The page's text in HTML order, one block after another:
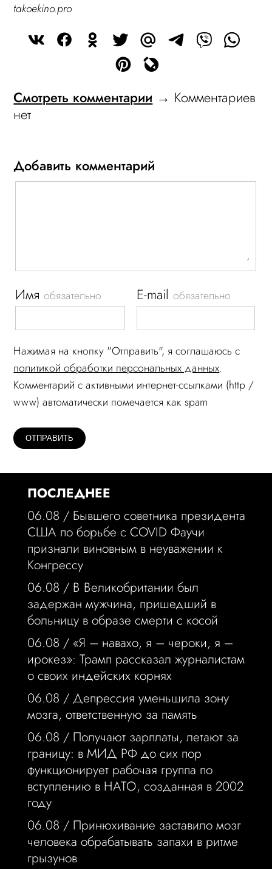
takoekino.pro
Смотреть комментарии → Комментариев
нет
Добавить комментарий
Имяобязательно E-mailобязательно
Нажимая на кнопку "Отправить", я соглашаюсь c
политикой обработки персональных данных.
Комментарий c активными интернет-ссылками (http /
www) автоматически помечается как spam
ПОСЛЕДНЕЕ
06.08 / Бывшего советника президента
США по борьбе с COVID Фаучи
признали виновным в неуважении к
Конгрессу
06.08 / В Великобритании был
задержан мужчина, пришедший в
больницу в образе смерти с косой
06.08 / «Я – навахо, я – чероки, я –
ирокез»: Трамп рассказал журналистам
о своих индейских корнях
06.08 / Депрессия уменьшила зону
мозга, ответственную за память
06.08 / Получают зарплаты, летают за
границу: в МИД РФ до сих пор
функционирует рабочая группа по
вступлению в НАТО, созданная в 2002
году
06.08 / Принюхивание заставило мозг
человека обрабатывать запахи в ритме
грызунов